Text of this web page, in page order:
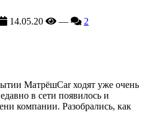
14.05.20 — 2
МатрёшCar ходят уже очень
в сети появилось и
компании. Разобрались, как